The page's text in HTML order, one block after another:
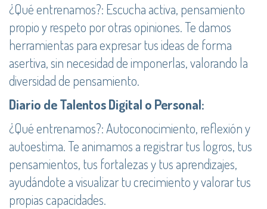
¿Qué entrenamos?: Escucha activa, pensamiento
propio y respeto por otras opiniones. Te damos
herramientas para expresar tus ideas de forma
asertiva, sin necesidad de imponerlas, valorando la
diversidad de pensamiento.
Diario de Talentos Digital o Personal:
¿Qué entrenamos?: Autoconocimiento, reflexión y
autoestima. Te animamos a registrar tus logros, tus
pensamientos, tus fortalezas y tus aprendizajes,
ayudándote a visualizar tu crecimiento y valorar tus
propias capacidades.